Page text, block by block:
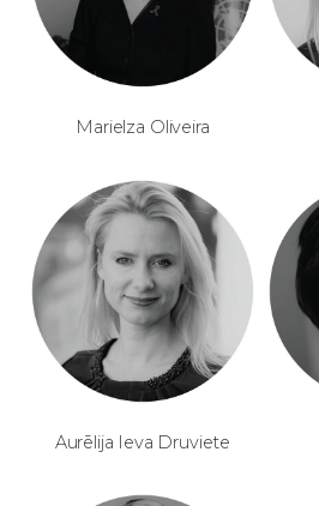
Marielza Oliveira
Aurēlija Ieva Druviete